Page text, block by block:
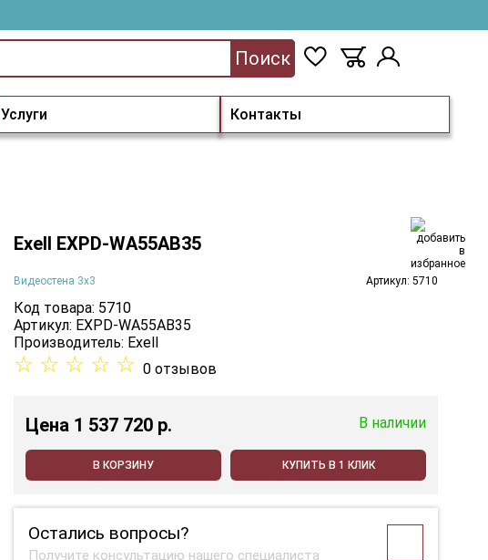
Услуги Контакты
Поиск
Exell EXPD-WA55AB35
Видеостена 3х3 Артикул: 5710
Код товара: 5710
Артикул: EXPD-WA55AB35
Производитель: Exell
☆ ☆ ☆ ☆ ☆ 0 отзывов
Цена 1 537 720 p. В наличии
В КОРЗИНУ КУПИТЬ В 1 КЛИК
Остались вопросы?
Получите консультацию нашего специалиста